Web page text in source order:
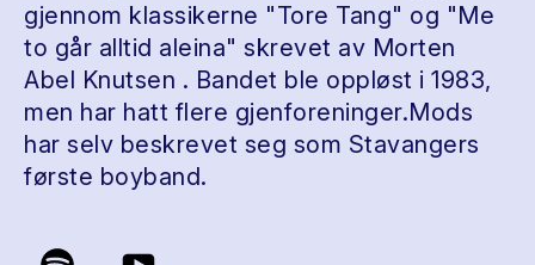
gjennom klassikerne "Tore Tang" og "Me
to går alltid aleina" skrevet av Morten
Abel Knutsen . Bandet ble oppløst i 1983,
men har hatt flere gjenforeninger.Mods
har selv beskrevet seg som Stavangers
første boyband.